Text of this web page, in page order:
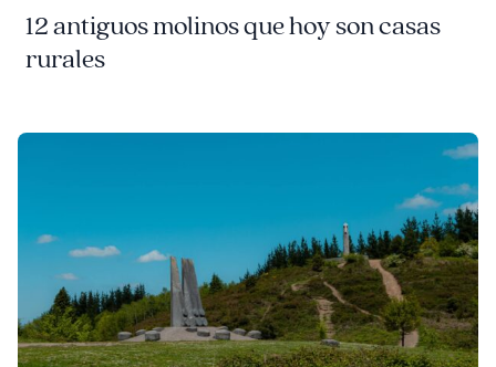
12 antiguos molinos que hoy son casas
rurales